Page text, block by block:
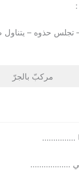
– تجلس حذوه –
مركبّ بالجرّ
……………
………………